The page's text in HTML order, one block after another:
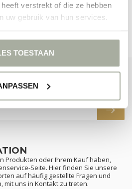
verstrekt of die ze hebben
uw gebruik van hun services.
TOESTAAN
Produkten oder Ihrem Kauf haben,
Seite. Hier finden Sie unsere
auf häufig gestellte Fragen und
mit uns in Kontakt zu treten.
unseren Newsletter-Angeboten